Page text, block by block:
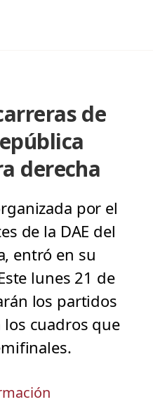
de
derecha
por el
de la DAE del
entró en su
lunes 21 de
los partidos
cuadros que